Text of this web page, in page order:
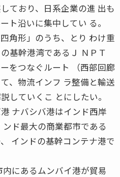
ており、日系企業の進 出も
ト沿いに集中してい る。
角形」のうち、とり わけ重
基幹港湾であるＪ ＮＰＴ
をつなぐルート （西部回廊
、物流インフ ラ整備と輸送
していくこ とにしたい。
ナバシバ港はインド西岸
ンド最大の商業都市である
インドの基幹コンテナ港で
にあるムンバイ港が貿易